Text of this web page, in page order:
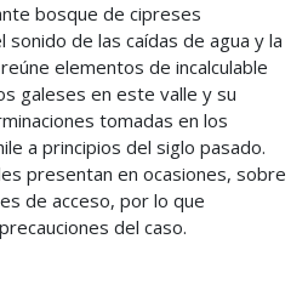
bosque de cipreses
de las caídas de agua y la
elementos de incalculable
galeses en este valle y su
tomadas en los
a principios del siglo pasado.
presentan en ocasiones, sobre
de acceso, por lo que
del caso.